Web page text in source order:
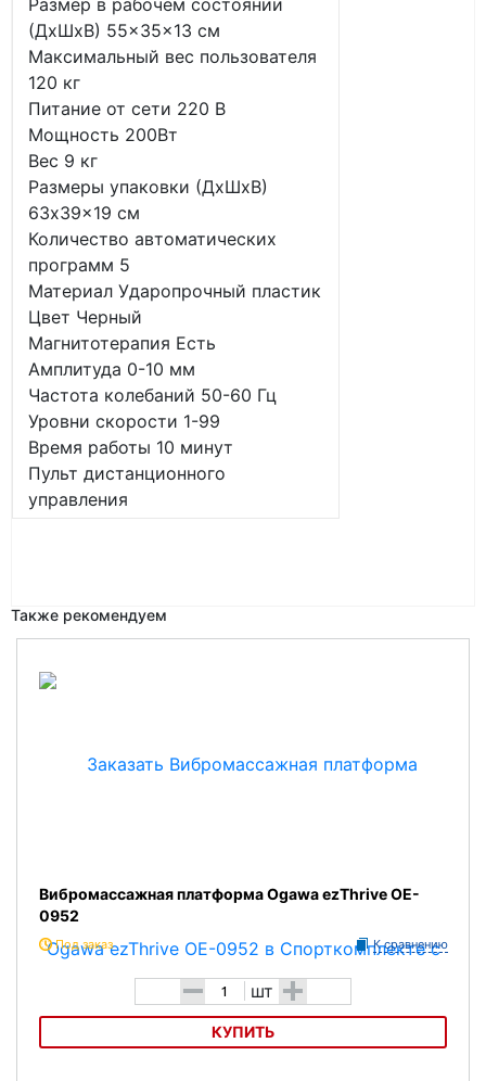
(ДxШxВ) 55×35×13 см
Максимальный вес пользователя
120 кг
Питание от сети 220 В
Мощность 200Вт
Вес 9 кг
Размеры упаковки (ДxШxВ)
63x39x19 см
Количество автоматических
программ 5
Материал Ударопрочный пластик
Цвет Черный
Магнитотерапия Есть
Амплитуда 0-10 мм
Частота колебаний 50-60 Гц
Уровни скорости 1-99
Время работы 10 минут
Пульт дистанционного
управления
Также рекомендуем
Вибромассажная платформа Ogawa ezThrive OE-
0952
Под заказ К сравнению
- шт +
КУПИТЬ